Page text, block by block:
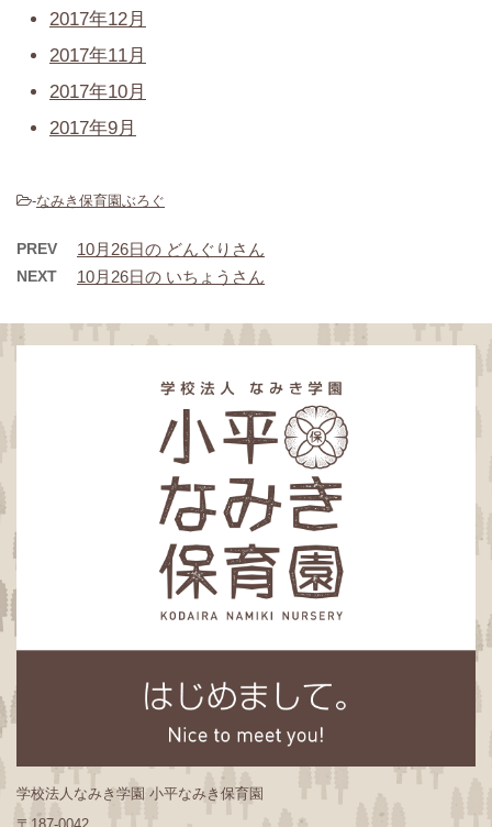
2017年12月
2017年11月
2017年10月
2017年9月
-なみき保育園ぶろぐ
PREV 10月26日の どんぐりさん
NEXT 10月26日の いちょうさん
学校法人なみき学園 小平なみき保育園